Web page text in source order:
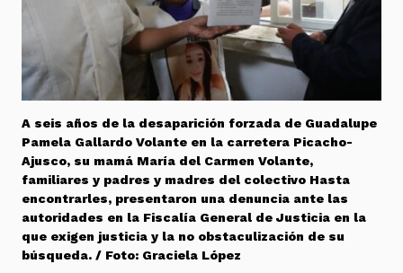
A seis años de la desaparición forzada de Guadalupe
Pamela Gallardo Volante en la carretera Picacho-
Ajusco, su mamá María del Carmen Volante,
familiares y padres y madres del colectivo Hasta
encontrarles, presentaron una denuncia ante las
autoridades en la Fiscalía General de Justicia en la
que exigen justicia y la no obstaculización de su
búsqueda. / Foto: Graciela López